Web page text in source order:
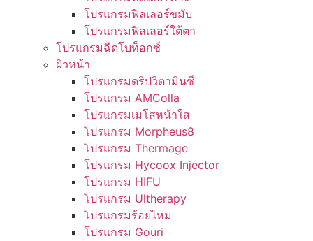
โปรแกรมฟิลเลอร์ขมับ
โปรแกรมฟิลเลอร์ใต้ตา
โปรแกรมฉีดโบท็อกซ์
ผิวหน้า
โปรแกรมดริปวิตามินซี
โปรแกรม AMColla
โปรแกรมเมโสหน้าใส
โปรแกรม Morpheus8
โปรแกรม Thermage
โปรแกรม Hycoox Injector
โปรแกรม HIFU
โปรแกรม Ultherapy
โปรแกรมร้อยไหม
โปรแกรม Gouri